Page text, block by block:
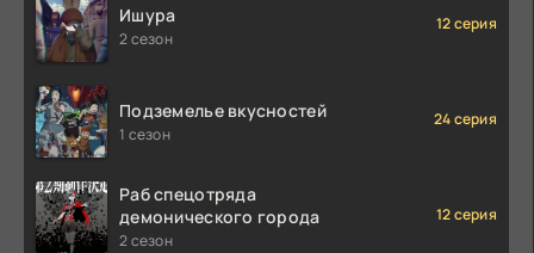
Ишура
2 сезон
12 серия
Подземелье вкусностей
1 сезон
24 серия
Раб спецотряда
демонического города
2 сезон
12 серия